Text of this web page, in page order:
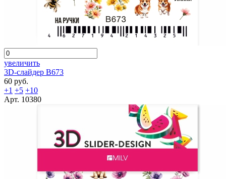
увеличить
3D-слайдер B673
60 руб.
+1 +5 +10
Арт. 10380